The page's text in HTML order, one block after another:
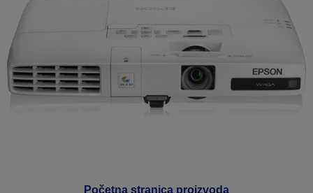
Početna stranica proizvoda